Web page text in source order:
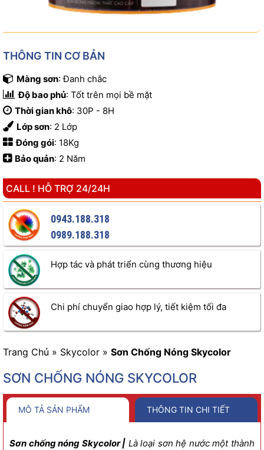
THÔNG TIN CƠ BẢN
Màng sơn: Đanh chắc
Độ bao phủ: Tốt trên mọi bề mặt
Thời gian khô: 30P - 8H
Lớp sơn: 2 Lớp
Đóng gói: 18Kg
Bảo quản: 2 Năm
CALL ! HỖ TRỢ 24/24H
0943.188.318
0989.188.318
Hợp tác và phát triển cùng thương hiệu
Chi phí chuyển giao hợp lý, tiết kiệm tối đa
Trang Chủ » Skycolor » Sơn Chống Nóng Skycolor
SƠN CHỐNG NÓNG SKYCOLOR
MÔ TẢ SẢN PHẨM THÔNG TIN CHI TIẾT
Sơn chống nóng Skycolor| Là loại sơn hệ nước một thành